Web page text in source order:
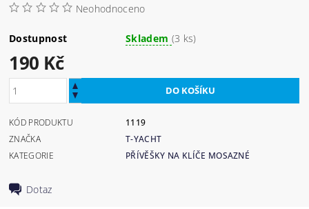
Neohodnoceno
Dostupnost Skladem (3 ks)
190 Kč
KÓD PRODUKTU
1119
ZNAČKA
T-YACHT
KATEGORIE
PŘÍVĚŠKY NA KLÍČE MOSAZNÉ
Dotaz